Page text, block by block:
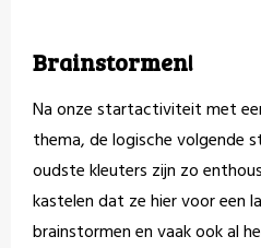
Brainstormen!
Na onze startactiviteit met
thema, de logische volgende
oudste kleuters zijn zo
kastelen dat ze hier voor een
brainstormen en vaak ook al